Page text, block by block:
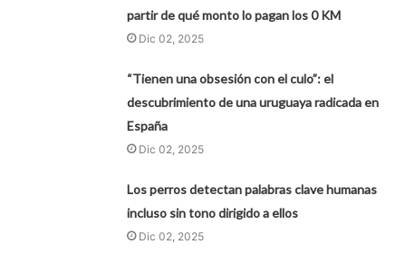
partir de qué monto lo pagan los 0 KM
Dic 02, 2025
“Tienen una obsesión con el culo”: el
descubrimiento de una uruguaya radicada en
España
Dic 02, 2025
Los perros detectan palabras clave humanas
incluso sin tono dirigido a ellos
Dic 02, 2025